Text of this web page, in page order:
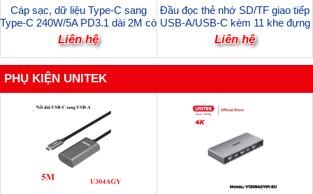
Cáp sạc, dữ liệu Type-C sang
Type-C 240W/5A PD3.1 dài 2M có
LED hiển thị thông minh Ugreen
65867 cao cấp
Liên hệ
Đầu đọc thẻ nhớ SD/TF giao tiếp
USB-A/USB-C kèm 11 khe đựng
thẻ nhớ Ugreen 55899 cao cấp
Liên hệ
PHỤ KIỆN UNITEK